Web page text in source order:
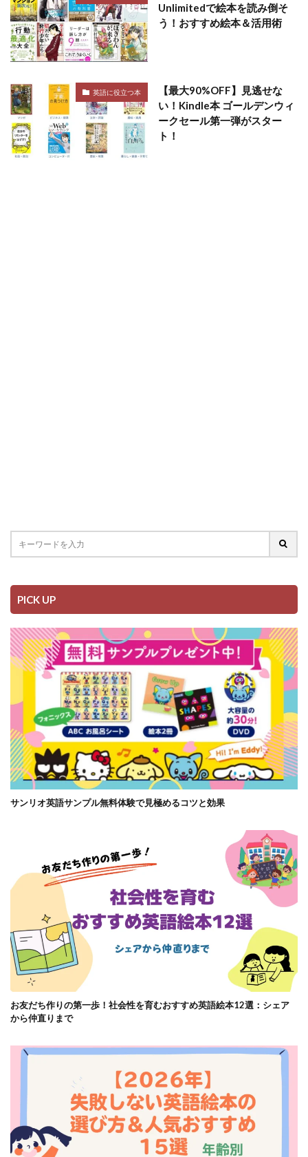
Unlimitedで絵本を読み倒そ
う！おすすめ絵本＆活用術
英語に役立つ本
【最大90%OFF】見逃せな
い！Kindle本 ゴールデンウィ
ークセール第一弾がスター
ト！
PICK UP
サンリオ英語サンプル無料体験で見極めるコツと効果
お友だち作りの第一歩！社会性を育むおすすめ英語絵本12選：シェア
から仲直りまで